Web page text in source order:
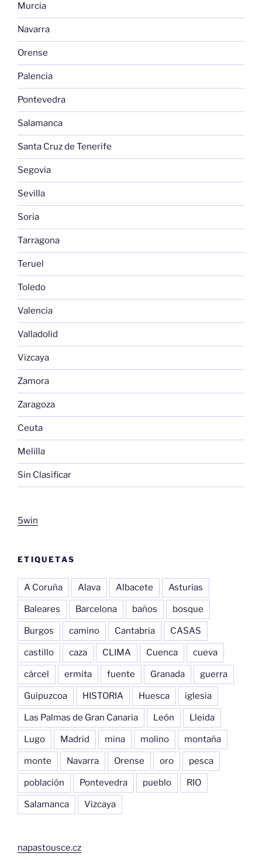
Murcia
Navarra
Orense
Palencia
Pontevedra
Salamanca
Santa Cruz de Tenerife
Segovia
Sevilla
Soria
Tarragona
Teruel
Toledo
Valencia
Valladolid
Vizcaya
Zamora
Zaragoza
Ceuta
Melilla
Sin Clasificar
5win
ETIQUETAS
A Coruña Alava Albacete Asturias
Baleares Barcelona baños bosque
Burgos camino Cantabria CASAS
castillo caza CLIMA Cuenca cueva
cárcel ermita fuente Granada guerra
Guipuzcoa HISTORIA Huesca iglesia
Las Palmas de Gran Canaria León Lleida
Lugo Madrid mina molino montaña
monte Navarra Orense oro pesca
población Pontevedra pueblo RIO
Salamanca Vizcaya
napastousce.cz